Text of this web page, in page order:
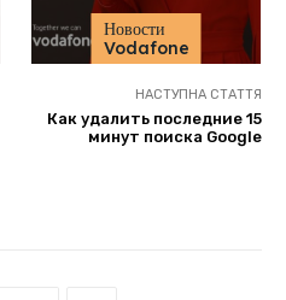
Новости
Vodafone
НАСТУПНА СТАТТЯ
Как удалить последние 15
минут поиска Google